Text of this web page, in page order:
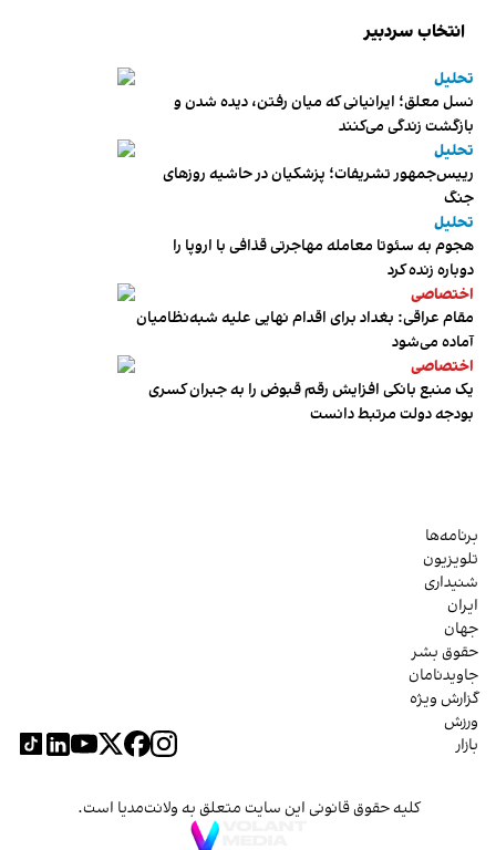
انتخاب سردبیر
تحلیل
نسل معلق؛ ایرانیانی که میان رفتن، دیده شدن و
بازگشت زندگی می‌کنند
تحلیل
رییس‌جمهور تشریفات؛ پزشکیان در حاشیه روزهای
جنگ
تحلیل
هجوم به سئوتا معامله مهاجرتی قذافی با اروپا را
دوباره زنده کرد
اختصاصی
مقام عراقی: بغداد برای اقدام نهایی علیه شبه‌نظامیان
آماده می‌شود
اختصاصی
یک منبع بانکی افزایش رقم قبوض را به جبران کسری
بودجه دولت مرتبط دانست
برنامه‌ها
تلویزیون
شنیداری
ایران
جهان
حقوق بشر
جاویدنامان
گزارش ویژه
ورزش
بازار
کلیه حقوق قانونی این سایت متعلق به ولانت‌مدیا است.